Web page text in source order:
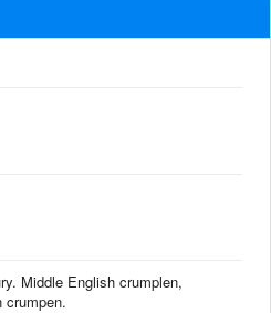
Middle English crumplen,
crumpen.